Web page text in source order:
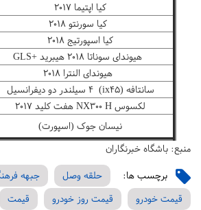
کیا اپتیما ۲۰۱۷
کیا سورنتو ۲۰۱۸
کیا اسپورتیج ۲۰۱۸
هیوندای سوناتا ۲۰۱۸ هیبرید +GLS
هیوندای النترا ۲۰۱۸
سانتافه (ix۴۵) ۴ سیلندر دو دیفرانسیل
لکسوس NX۳۰۰ H هفت کلید ۲۰۱۷
نیسان جوک (اسپورت)
منبع: باشگاه خبرنگاران
برچسب ها: حلقه وصل
جبهه
قیمت خودرو
قیمت روز خودرو قیمت